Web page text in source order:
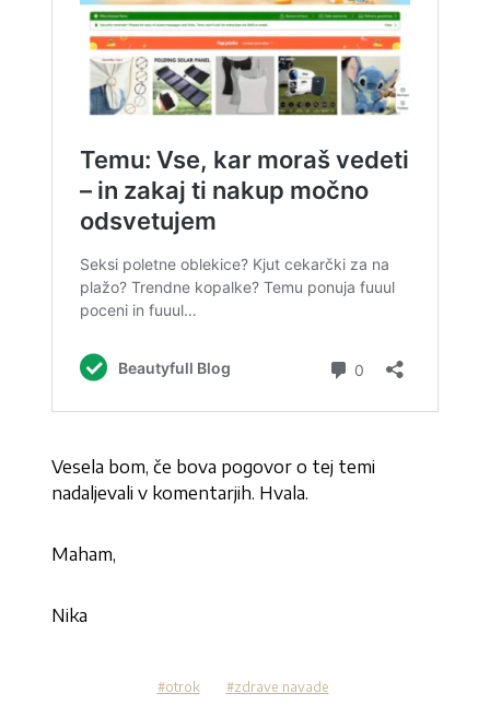
Vesela bom, če bova pogovor o tej temi
nadaljevali v komentarjih. Hvala.
Maham,
Nika
otrok zdrave navade